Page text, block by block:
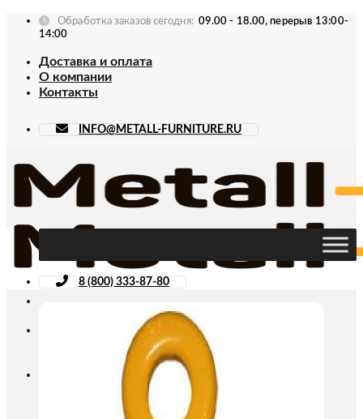
Skip
Обработка заказов сегодня: 09.00 - 18.00, перерыв 13:00-
14:00
Доставка и оплата
О компании
Контакты
INFO@METALL-FURNITURE.RU
8 (800) 333-87-80